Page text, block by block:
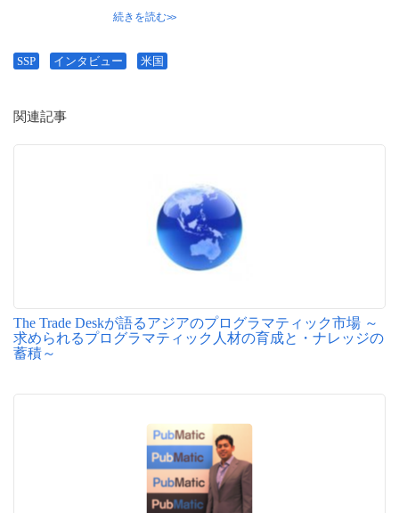
続きを読む
SSP インタビュー 米国
関連記事
The Trade Deskが語るアジアのプログラマティック市場 ～
求められるプログラマティック人材の育成と・ナレッジの
蓄積～